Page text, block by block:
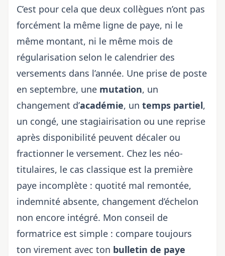
C’est pour cela que deux collègues n’ont pas
forcément la même ligne de paye, ni le
même montant, ni le même mois de
régularisation selon le calendrier des
versements dans l’année. Une prise de poste
en septembre, une mutation, un
changement d’académie, un temps partiel,
un congé, une stagiairisation ou une reprise
après disponibilité peuvent décaler ou
fractionner le versement. Chez les néo-
titulaires, le cas classique est la première
paye incomplète : quotité mal remontée,
indemnité absente, changement d’échelon
non encore intégré. Mon conseil de
formatrice est simple : compare toujours
ton virement avec ton bulletin de paye